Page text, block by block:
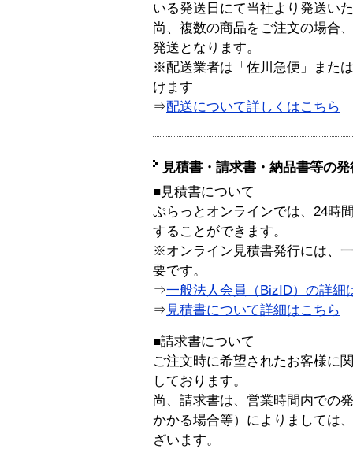
いる発送日にて当社より発送い
尚、複数の商品をご注文の場合
発送となります。
※配送業者は「佐川急便」また
けます
⇒配送について詳しくはこちら
見積書・請求書・納品書等の
■見積書について
ぷらっとオンラインでは、24時
することができます。
※オンライン見積書発行には、
要です。
⇒一般法人会員（BizID）の詳細
⇒ 見積書について詳細はこちら
■請求書について
ご注文時に希望されたお客様に
しております。
尚、請求書は、営業時間内での
かかる場合等）によりましては
ざいます。